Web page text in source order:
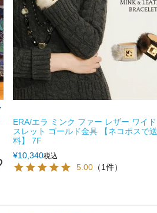
ERA/エラ ミンク ファー レザー ワイ
スレット ゴールド金具 【ネコポスで
料】 7F
¥10,340税込
5.00 （1件）